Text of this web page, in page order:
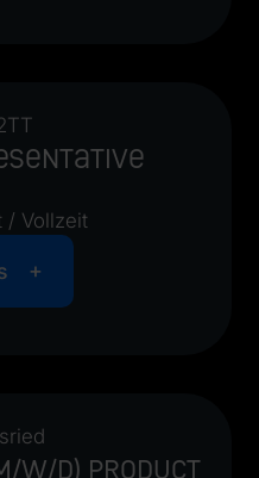
/ Vollzeit
w/d) Product